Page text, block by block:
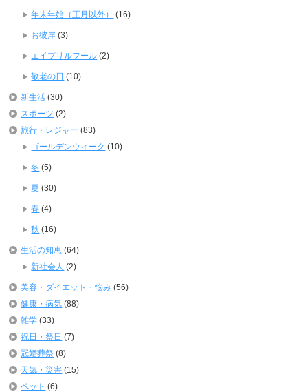
年末年始（正月以外） (16)
お彼岸 (3)
エイプリルフール (2)
敬老の日 (10)
新生活 (30)
スポーツ (2)
旅行・レジャー (83)
ゴールデンウィーク (10)
冬 (5)
夏 (30)
春 (4)
秋 (16)
生活の知恵 (64)
新社会人 (2)
美容・ダイエット・悩み (56)
健康・病気 (88)
雑学 (33)
祝日・祭日 (7)
冠婚葬祭 (8)
天気・災害 (15)
ペット (6)